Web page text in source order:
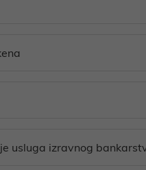
usluga izravnog